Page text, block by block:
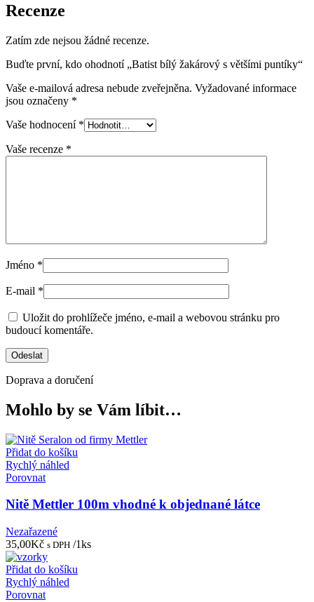
Recenze
Zatím zde nejsou žádné recenze.
Buďte první, kdo ohodnotí „Batist bílý žakárový s většími puntíky“
Vaše e-mailová adresa nebude zveřejněna. Vyžadované informace
jsou označeny *
Vaše hodnocení *
Vaše recenze *
Jméno *
E-mail *
Uložit do prohlížeče jméno, e-mail a webovou stránku pro
budoucí komentáře.
Doprava a doručení
Mohlo by se Vám líbit…
Přidat do košíku
Rychlý náhled
Porovnat
Nitě Mettler 100m vhodné k objednané látce
Nezařazené
35,00Kč s DPH /1ks
Přidat do košíku
Rychlý náhled
Porovnat